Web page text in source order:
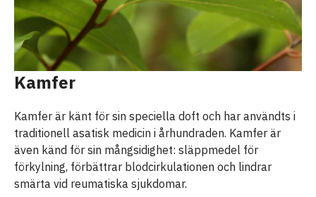
Kamfer
Kamfer är känt för sin speciella doft och har användts i
traditionell asatisk medicin i århundraden. Kamfer är
även känd för sin mångsidighet: släppmedel för
förkylning, förbättrar blodcirkulationen och lindrar
smärta vid reumatiska sjukdomar.